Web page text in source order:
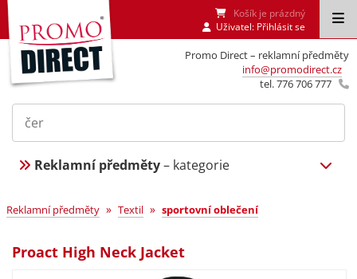
Promo Direct – reklamní předměty
info@promodirect.cz
tel. 776 706 777
Košík je prázdný
Uživatel: Přihlásit se
Reklamní předměty– kategorie
Reklamní předměty » Textil » sportovní oblečení
Proact High Neck Jacket